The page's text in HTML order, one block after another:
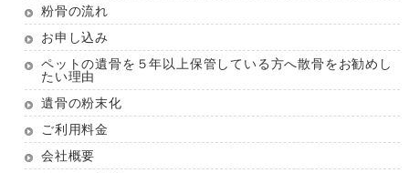
粉骨の流れ
お申し込み
ペットの遺骨を５年以上保管している方へ散骨をお勧めし
たい理由
遺骨の粉末化
ご利用料金
会社概要